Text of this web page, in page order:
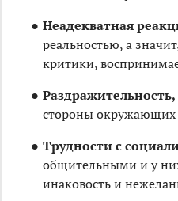
Неадекватная
реальностью, а
критики,
Раздражительность,
стороны окружающих
Трудности с
общительными и у
инаковость и